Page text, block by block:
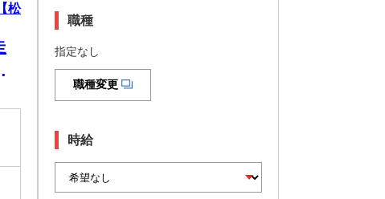
松
職種
指定なし
職種変更
時給